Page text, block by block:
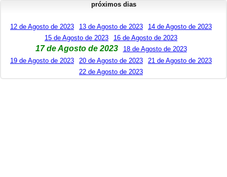
próximos dias
12 de Agosto de 2023 13 de Agosto de 2023
14 de Agosto de 2023
15 de Agosto de 2023
16 de Agosto de 2023
17 de Agosto de 2023
18 de Agosto de 2023
19 de Agosto de 2023
20 de Agosto de 2023
21 de Agosto de 2023
22 de Agosto de 2023